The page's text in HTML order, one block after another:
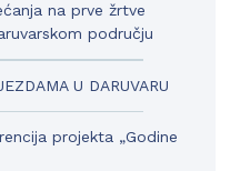
na prve žrtve
području
U DARUVARU
projekta „Godine